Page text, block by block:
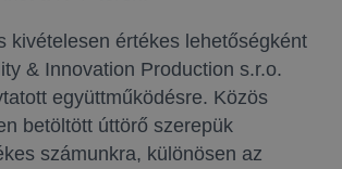
kivételesen értékes lehetőségként
& Innovation Production s.r.o.
együttműködésre. Közös
betöltött úttörő szerepük
számunkra, különösen az